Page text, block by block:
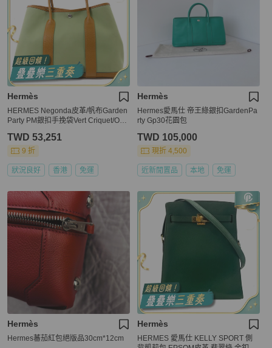
Hermès
HERMES Negonda皮革/帆布Garden
Party PM銀扣手挽袋Vert Criquet/Ocr
TWD 53,251
9 折
狀況良好 香港 免運
Hermès
Hermes愛馬仕 帝王綠銀扣GardenPa
rty Gp30花園包
TWD 105,000
現折 4,500
近新閒置品 本地 免運
Hermès
Hermes蕃茄紅包絕版品30cm*12cm
Hermès
HERMES 愛馬仕 KELLY SPORT 側